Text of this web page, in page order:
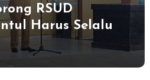
RSUD
Harus Selalu